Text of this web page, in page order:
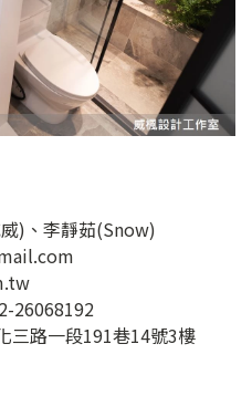
)、李靜茹(Snow)
26068192
三路一段191巷14號3樓